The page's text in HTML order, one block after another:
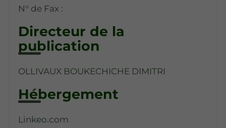
N° de Fax :
Directeur de la
publication
OLLIVAUX BOUKECHICHE DIMITRI
Hébergement
Linkeo.com